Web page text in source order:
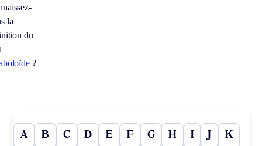
la
du
?
A B C D E F G H I J K